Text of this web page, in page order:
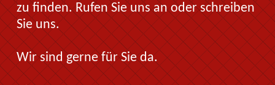
zu finden. Rufen Sie uns an oder schreiben
Sie uns.
Wir sind gerne für Sie da.